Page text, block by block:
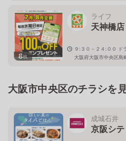
8枚
ライフ
天神橋店
９:３０－２４:００ ド
大阪府大阪市中央区
大阪市中央区のチラシを
成城石井
京阪シ